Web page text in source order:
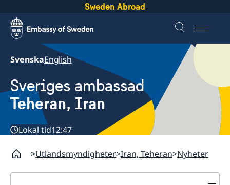
Sweden Abroad
SvenskaEnglish
Sveriges ambassad
Teheran, Iran
Lokal tid12:47
Utlandsmyndigheter Iran, Teheran Nyheter